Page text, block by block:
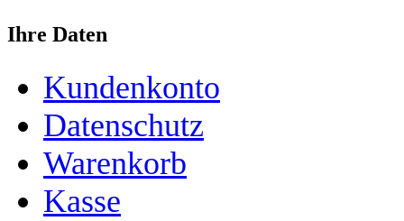
Ihre Daten
Kundenkonto
Datenschutz
Warenkorb
Kasse